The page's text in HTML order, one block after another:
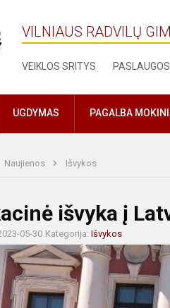
VILNIAUS RADVILŲ
VEIKLOS SRITYS PASLAUGOS
UGDYMAS PAGALBA
Naujienos Išvykos
išvyka į
05-30 Kategorija: Išvykos